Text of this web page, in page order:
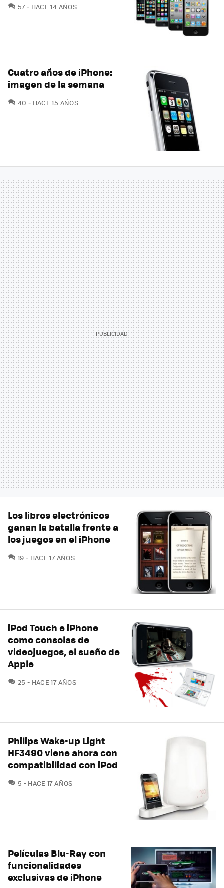
57COMENTARIOS
HACE 14 AÑOS
Cuatro años de iPhone:
imagen de la semana
40 COMENTARIOS
HACE 15 AÑOS
Los libros electrónicos
ganan la batalla frente a
los juegos en el iPhone
19 COMENTARIOS
HACE 17 AÑOS
iPod Touch e iPhone
como consolas de
videojuegos, el sueño de
Apple
25 COMENTARIOS
HACE 17 AÑOS
Philips Wake-up Light
HF3490 viene ahora con
compatibilidad con iPod
5 COMENTARIOS
HACE 17 AÑOS
Películas Blu-Ray con
funcionalidades
exclusivas de iPhone